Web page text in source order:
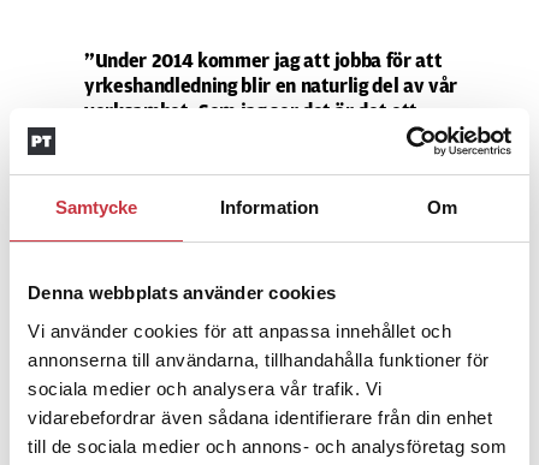
Samtycke Information Om
Denna webbplats använder cookies
Vi använder cookies för att anpassa innehållet och
annonserna till användarna, tillhandahålla funktioner för
sociala medier och analysera vår trafik. Vi
vidarebefordrar även sådana identifierare från din enhet
till de sociala medier och annons- och analysföretag som
”Under 2014 kommer jag att jobba för att
yrkeshandledning blir en naturlig del av vår
verksamhet. Som jag ser det är det ett
utmärkt forum för frågor som rör vår psykiska
Huvudskyddsombudet Fredrik Brokopp
Ämnen i artikeln
ANDERS BIPOLÄR FREDRIK BROKOPP HELSINGBORG
HJÄRNKOLL PSYKISK OHÄLSA SKÅNE SKYDDSOMBUD